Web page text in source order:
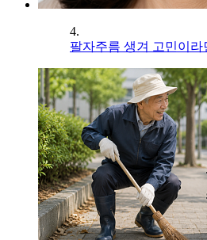
4.
팔자주름 생겨 고민이라